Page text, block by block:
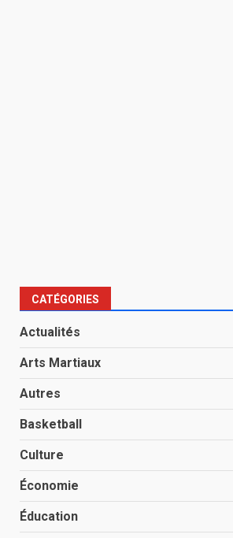
CATÉGORIES
Actualités
Arts Martiaux
Autres
Basketball
Culture
Économie
Éducation